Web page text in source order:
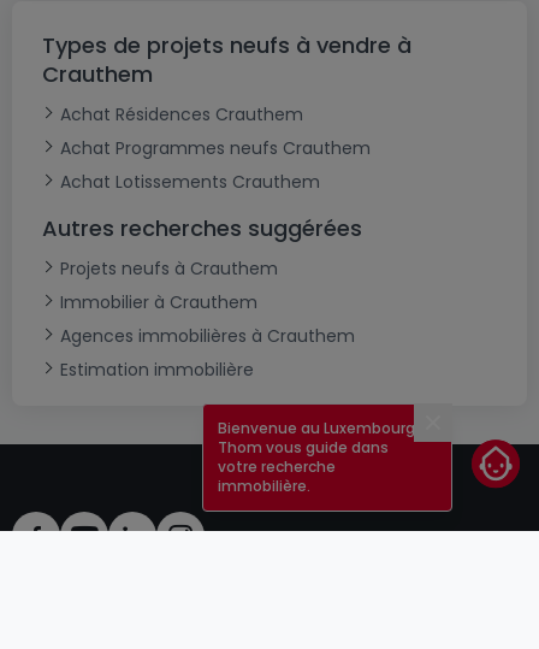
Types de projets neufs à vendre à
Crauthem
Achat Résidences Crauthem
Achat Programmes neufs Crauthem
Achat Lotissements Crauthem
Autres recherches suggérées
Projets neufs à Crauthem
Immobilier à Crauthem
Agences immobilières à Crauthem
Estimation immobilière
Fermer
Bienvenue au Luxembourg !
Thom vous guide dans
votre recherche
immobilière.